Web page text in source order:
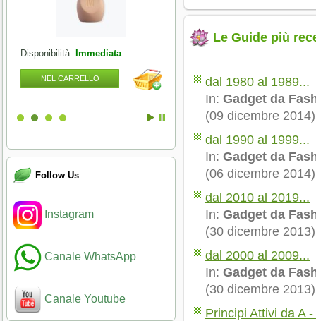
Disponibilità: Immediata
NEL CARRELLO NEL CARRELLO
Follow Us
Instagram
Canale WhatsApp
Canale Youtube
Le Guide più
dal 1980 al 1989...
In: Gadget da
(09 dicembre 2014)
dal 1990 al 1999...
In: Gadget da
(06 dicembre 2014)
dal 2010 al 2019...
In: Gadget da
(30 dicembre 2013)
dal 2000 al 2009...
In: Gadget da
(30 dicembre 2013)
Principi Attivi da A